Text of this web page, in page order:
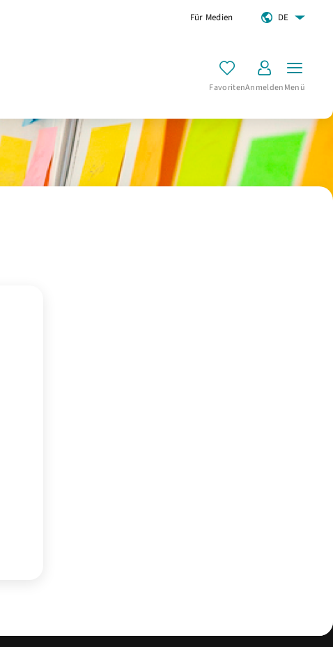
Für Medien DE
FavoritenAnmeldenMenü